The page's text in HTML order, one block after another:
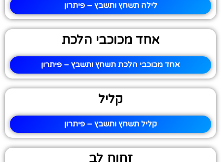
לילה תשחץ ותשבץ – פיתרון
אחד מכוכבי הלכת
אחד מכוכבי הלכת תשחץ ותשבץ – פיתרון
קליל
קליל תשחץ ותשבץ – פיתרון
זחוח לב